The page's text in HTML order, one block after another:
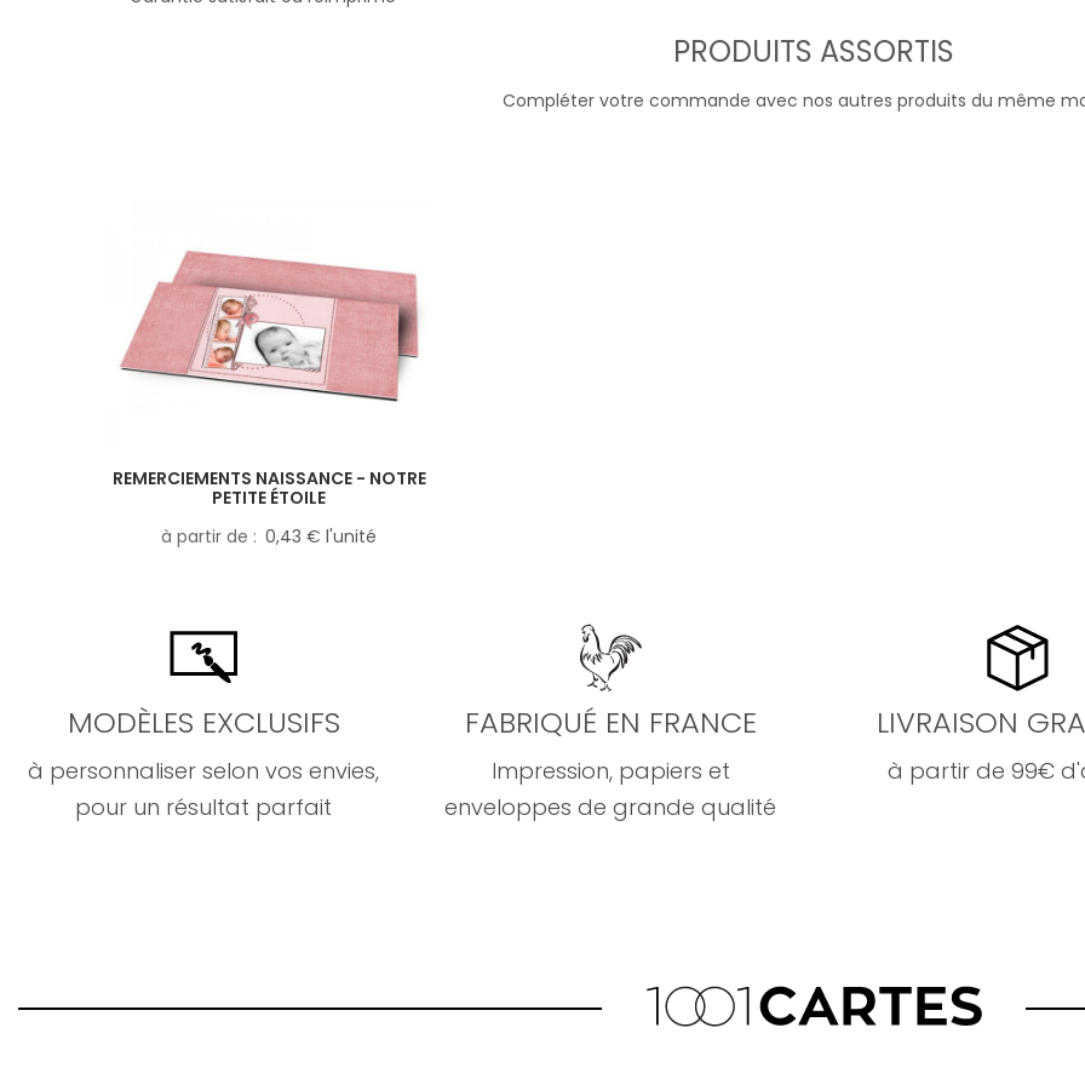
PRODUITS ASSORTIS
Compléter votre commande avec nos autres produits du même
REMERCIEMENTS NAISSANCE - NOTRE
PETITE ÉTOILE
à partir de
0,43 € l'unité
MODÈLES EXCLUSIFS
à personnaliser selon vos envies,
pour un résultat parfait
FABRIQUÉ EN FRANCE
Impression, papiers et
enveloppes de grande qualité
LIVRAISON
à partir de 99€